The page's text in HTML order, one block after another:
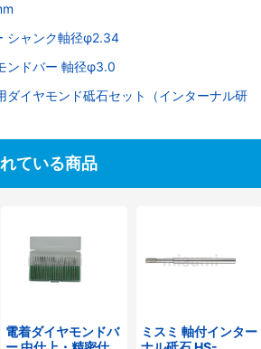
シャンク軸径φ2.34
ンドバー 軸径φ3.0
ダイヤモンド砥石セット（インターナル研
ている商品
電着ダイヤモンドバ
ミスミ 軸付インター